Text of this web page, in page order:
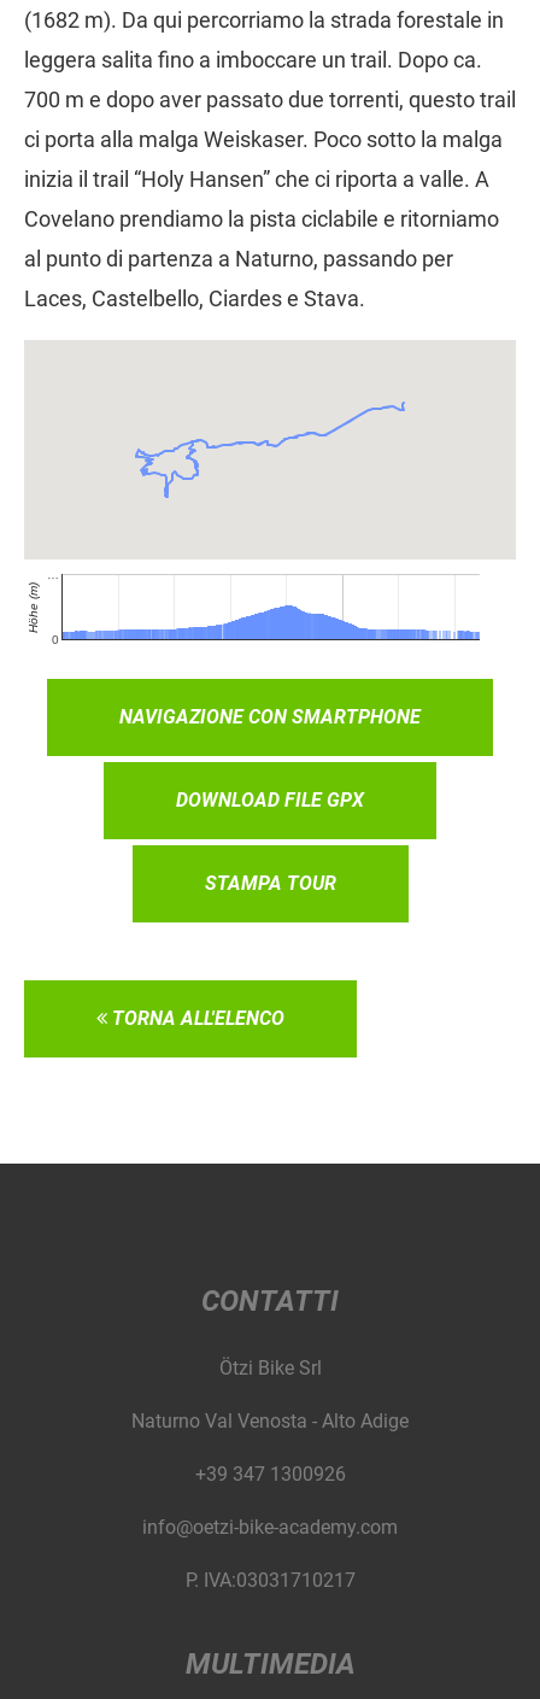
(1682 m). Da qui percorriamo la strada forestale in
leggera salita fino a imboccare un trail. Dopo ca.
700 m e dopo aver passato due torrenti, questo trail
ci porta alla malga Weiskaser. Poco sotto la malga
inizia il trail “Holy Hansen” che ci riporta a valle. A
Covelano prendiamo la pista ciclabile e ritorniamo
al punto di partenza a Naturno, passando per
Laces, Castelbello, Ciardes e Stava.
NAVIGAZIONE CON SMARTPHONE
DOWNLOAD FILE GPX
STAMPA TOUR
TORNA ALL'ELENCO
CONTATTI
Ötzi Bike Srl
Naturno Val Venosta - Alto Adige
+39 347 1300926
info@oetzi-bike-academy.com
P. IVA:03031710217
MULTIMEDIA